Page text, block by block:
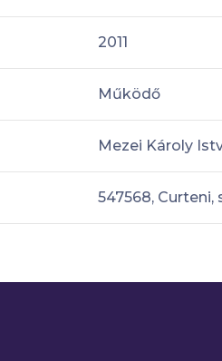
2011
Működő
Mezei Károly
547568, Curteni,